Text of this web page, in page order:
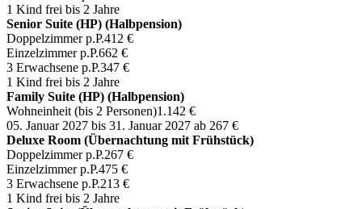
1 Kind frei bis 2 Jahre
Senior Suite (HP) (Halbpension)
Doppelzimmer p.P.412 €
Einzelzimmer p.P.662 €
3 Erwachsene p.P.347 €
1 Kind frei bis 2 Jahre
Family Suite (HP) (Halbpension)
Wohneinheit (bis 2 Personen)1.142 €
05. Januar 2027 bis 31. Januar 2027 ab 267 €
Deluxe Room (Übernachtung mit Frühstück)
Doppelzimmer p.P.267 €
Einzelzimmer p.P.475 €
3 Erwachsene p.P.213 €
1 Kind frei bis 2 Jahre